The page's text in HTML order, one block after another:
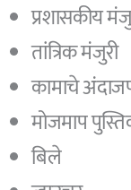
प्रशासकीय
तांत्रिक मंजुरी
कामाचे
मोजमाप
बिले